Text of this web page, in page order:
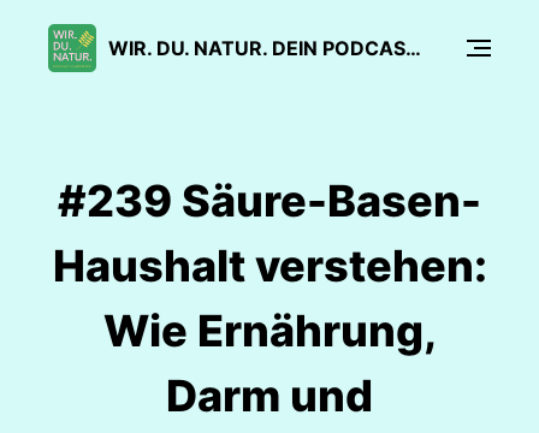
WIR. DU. NATUR. DEIN PODCAST FÜR SANFTE MEDIZIN
#239 Säure-Basen-
Haushalt verstehen:
Wie Ernährung,
Darm und